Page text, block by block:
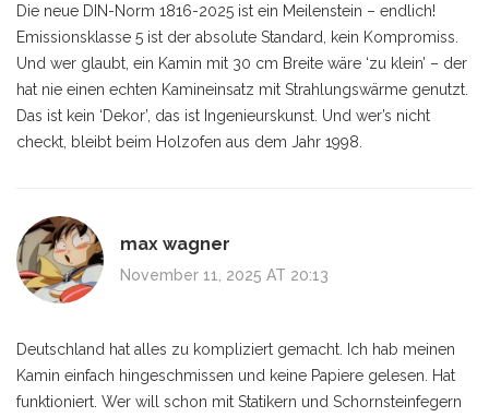
Die neue DIN-Norm 1816-2025 ist ein Meilenstein – endlich!
Emissionsklasse 5 ist der absolute Standard, kein Kompromiss.
Und wer glaubt, ein Kamin mit 30 cm Breite wäre ‘zu klein’ – der
hat nie einen echten Kamineinsatz mit Strahlungswärme genutzt.
Das ist kein ‘Dekor’, das ist Ingenieurskunst. Und wer’s nicht
checkt, bleibt beim Holzofen aus dem Jahr 1998.
max wagner
November 11, 2025 AT 20:13
Deutschland hat alles zu kompliziert gemacht. Ich hab meinen
Kamin einfach hingeschmissen und keine Papiere gelesen. Hat
funktioniert. Wer will schon mit Statikern und Schornsteinfegern